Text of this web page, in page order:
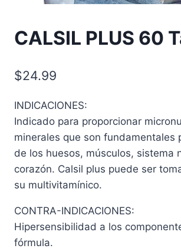
CALSIL PLUS 60
$24.99
INDICACIONES:
Indicado para proporcionar
minerales que son fundamentales
de los huesos, músculos, sistema
corazón. Calsil plus puede ser
su multivitamínico.
CONTRA-INDICACIONES:
Hipersensibilidad a los
fórmula.